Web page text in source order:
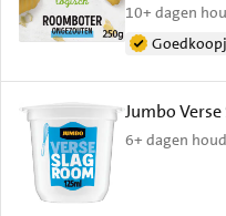
10+ dagen
Jumbo
6+ dagen